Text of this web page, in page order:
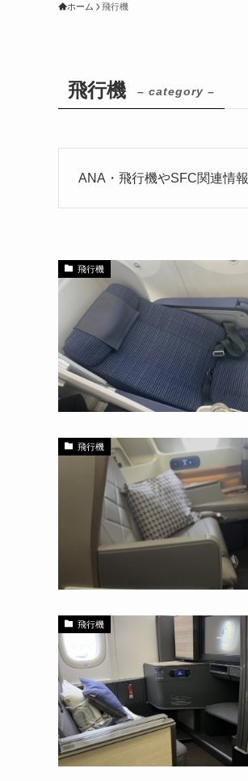
ホーム 飛行機
飛行機 – category –
ANA・飛行機やSFC関連情報
飛行機
飛行機
飛行機